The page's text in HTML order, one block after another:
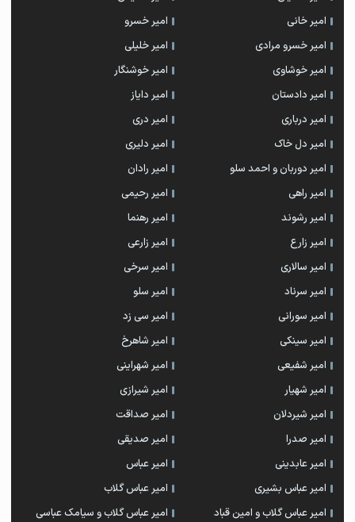
امیر خانی
امیر خسرو
امیر خسرو مرادی
امیر خلیلی
امیر خوشاوی
امیر خوشنگار
امیر دادستان
امیر دایاز
امیر درباری
امیر دری
امیر دل خاک
امیر دلیری
امیر دوربان و احمد سلو
امیر رادان
امیر راهی
امیر رحیمی
امیر رشوند
امیر رهنما
امیر زارع
امیر زارعی
امیر سالاری
امیر سرخی
امیر سرناد
امیر سلو
امیر سورانی
امیر سی زد
امیر سینکی
امیر شاهرخ
امیر شفیعی
امیر شهراینی
امیر شهیار
امیر شیرازی
امیر شیردلان
امیر صداقت
امیر صدرا
امیر صدیقی
امیر عابدینی
امیر عباس
امیر عباس بشیری
امیر عباس گلاب
امیر عباس گلاب و امین قباد
امیر عباس گلاب و سیامک عباسی